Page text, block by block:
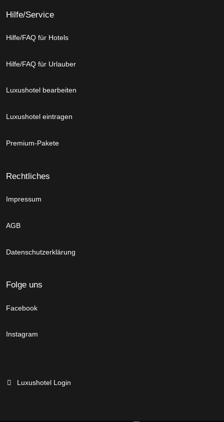
Hilfe/Service
Hilfe/FAQ für Hotels
Hilfe/FAQ für Urlauber
Luxushotel bearbeiten
Luxushotel eintragen
Premium-Pakete
Rechtliches
Impressum
AGB
Datenschutzerklärung
Folge uns
Facebook
Instagram
Luxushotel Login